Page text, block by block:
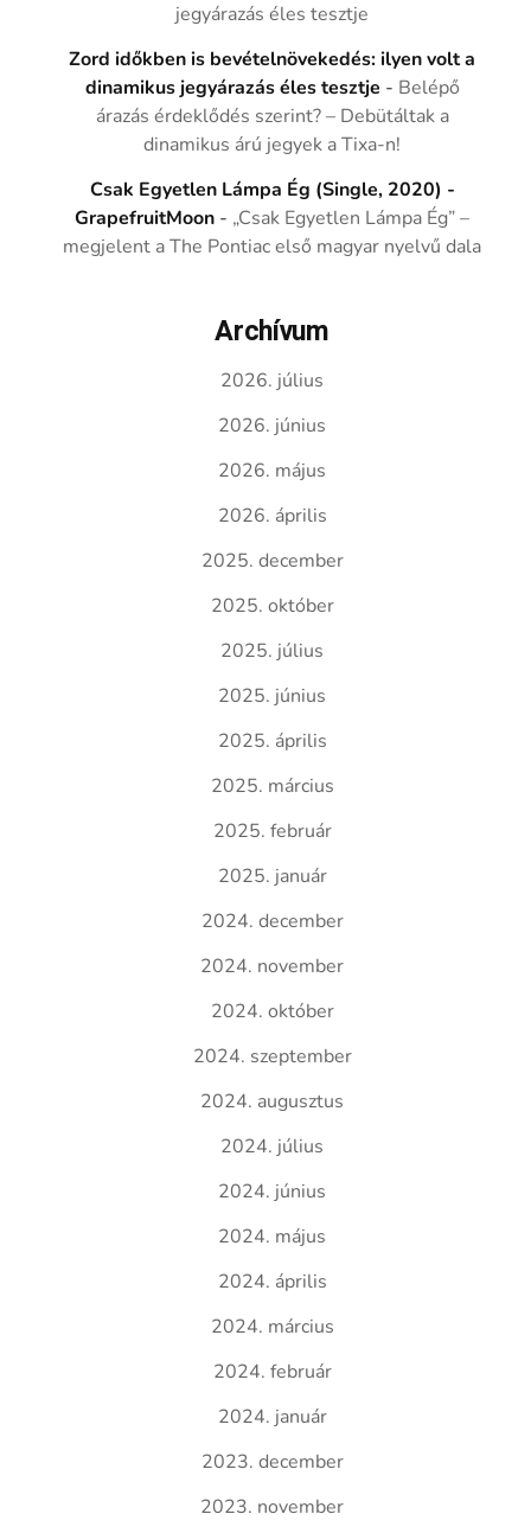
jegyárazás éles tesztje
Zord időkben is bevételnövekedés: ilyen volt a
dinamikus jegyárazás éles tesztje - Belépő
árazás érdeklődés szerint? – Debütáltak a
dinamikus árú jegyek a Tixa-n!
Csak Egyetlen Lámpa Ég (Single, 2020) -
GrapefruitMoon - „Csak Egyetlen Lámpa Ég” –
megjelent a The Pontiac első magyar nyelvű dala
Archívum
2026. július
2026. június
2026. május
2026. április
2025. december
2025. október
2025. július
2025. június
2025. április
2025. március
2025. február
2025. január
2024. december
2024. november
2024. október
2024. szeptember
2024. augusztus
2024. július
2024. június
2024. május
2024. április
2024. március
2024. február
2024. január
2023. december
2023. november